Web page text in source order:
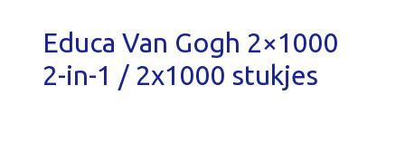
Educa Van Gogh 2×1000
2-in-1 / 2x1000 stukjes